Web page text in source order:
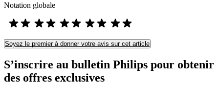
Notation globale
Soyez le premier à donner votre avis sur cet article
S’inscrire au bulletin Philips pour obtenir
des offres exclusives